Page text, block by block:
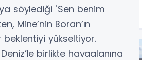
söylediği "Sen benim
Mine’nin Boran’ın
yükseltiyor.
birlikte havaalanına